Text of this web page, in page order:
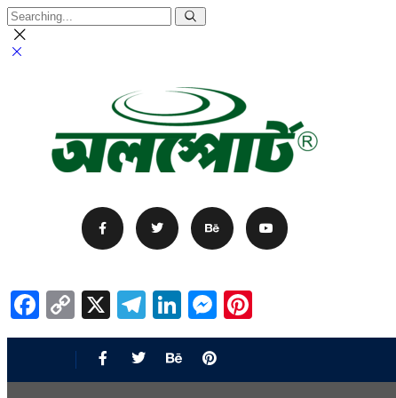
Facebook
Copy
Link
X Telegram
LinkedIn
Messenger